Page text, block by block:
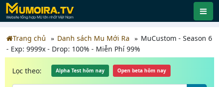
Trang chủ Danh sách Mu Mới Ra
MuCustom - Season 6
- Exp: 9999x - Drop: 100% - Miễn Phí 99%
Lọc theo: Alpha Test hôm nay Open beta hôm nay